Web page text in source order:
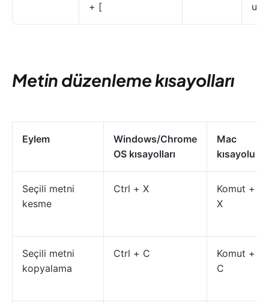
+ [
Metin düzenleme kısayolları
Eylem
Windows/Chrome
OS kısayolları
Mac
kısayolu
Seçili metni
kesme
Ctrl + X
Komut +
X
Seçili metni
kopyalama
Ctrl + C
Komut +
C